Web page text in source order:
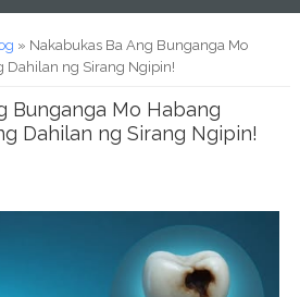
» Nakabukas Ba Ang Bunganga Mo
Dahilan ng Sirang Ngipin!
Bunganga Mo Habang
Dahilan ng Sirang Ngipin!